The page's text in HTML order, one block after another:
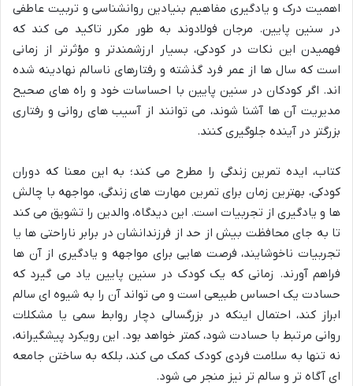
اهمیت درک و یادگیری مفاهیم بنیادین روانشناسی و تربیت عاطفی
در سنین پایین. مرجان فولادوند به طور مکرر تاکید می کند که
فهمیدن این نکات در کودکی، بسیار ارزشمندتر و مؤثرتر از زمانی
است که سال ها از عمر فرد گذشته و رفتارهای ناسالم نهادینه شده
اند. اگر کودکان در سنین پایین با احساسات خود و راه های صحیح
مدیریت آن ها آشنا شوند، می توانند از آسیب های روانی و رفتاری
بزرگتر در آینده جلوگیری کنند.
کتاب، ایده تمرین زندگی را مطرح می کند؛ به این معنا که دوران
کودکی، بهترین زمان برای تمرین مهارت های زندگی، مواجهه با چالش
ها و یادگیری از تجربیات است. این دیدگاه، والدین را تشویق می کند
تا به جای محافظت بیش از حد از فرزندانشان در برابر ناراحتی ها یا
تجربیات ناخوشایند، فرصت هایی برای مواجهه و یادگیری از آن ها
فراهم آورند. زمانی که یک کودک در سنین پایین یاد می گیرد که
حسادت یک احساس طبیعی است و می تواند آن را به شیوه ای سالم
ابراز کند، احتمال اینکه در بزرگسالی دچار روابط سمی یا مشکلات
روانی مرتبط با حسادت شود، کمتر خواهد بود. این رویکرد پیشگیرانه،
نه تنها به سلامت فردی کودک کمک می کند، بلکه به ساختن جامعه
ای آگاه تر و سالم تر نیز منجر می شود.